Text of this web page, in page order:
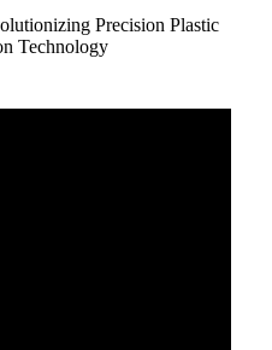
Precision Plastic
Technology